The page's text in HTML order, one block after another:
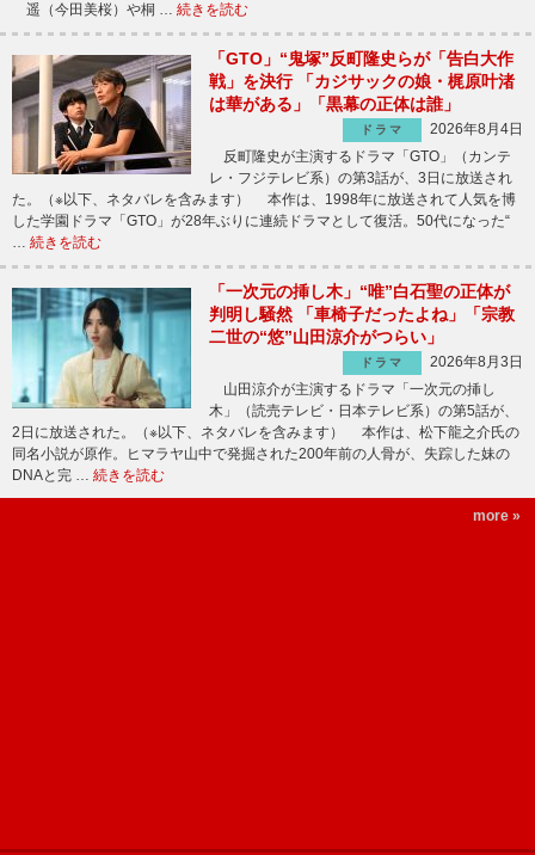
遥（今田美桜）や桐 … 続きを読む
「GTO」“鬼塚”反町隆史らが「告白大作
戦」を決行 「カジサックの娘・梶原叶渚
は華がある」「黒幕の正体は誰」
ドラマ
2026年8月4日
反町隆史が主演するドラマ「GTO」（カンテ
レ・フジテレビ系）の第3話が、3日に放送され
た。（※以下、ネタバレを含みます） 本作は、1998年に放送されて人気を博
した学園ドラマ「GTO」が28年ぶりに連続ドラマとして復活。50代になった“
… 続きを読む
「一次元の挿し木」“唯”白石聖の正体が
判明し騒然 「車椅子だったよね」「宗教
二世の“悠”山田涼介がつらい」
ドラマ
2026年8月3日
山田涼介が主演するドラマ「一次元の挿し
木」（読売テレビ・日本テレビ系）の第5話が、
2日に放送された。（※以下、ネタバレを含みます） 本作は、松下龍之介氏の
同名小説が原作。ヒマラヤ山中で発掘された200年前の人骨が、失踪した妹の
DNAと完 … 続きを読む
more »